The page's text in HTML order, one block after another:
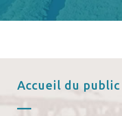
Accueil du public